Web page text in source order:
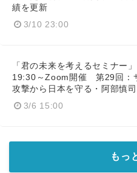
績を更新
3/10 23:00
「君の未来を考えるセミナー
19:30～Zoom開催 第29回：
攻撃から日本を守る・阿部慎
3/6 15:00
もっ